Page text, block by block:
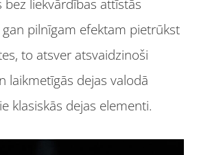
liekvārdības attīstās
pilnīgam efektam pietrūkst
to atsver atsvaidzinoši
laikmetīgās dejas valodā
klasiskās dejas elementi.